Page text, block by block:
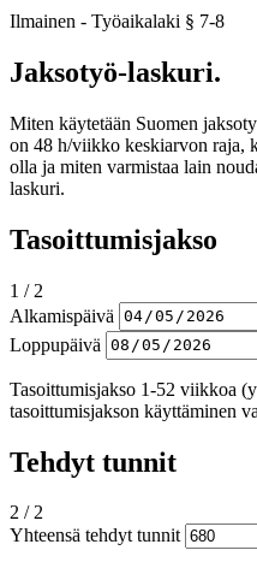
Ilmainen - Työaikalaki § 7-8
Jaksotyö-laskuri.
Miten käytetään Suomen
on 48 h/viikko keskiarvon raja,
olla ja miten varmistaa lain
laskuri.
Tasoittumisjakso
1 / 2
Alkamispäivä
Loppupäivä
Tasoittumisjakso 1-52 viikkoa
tasoittumisjakson käyttäminen
Tehdyt tunnit
2 / 2
Yhteensä tehdyt tunnit